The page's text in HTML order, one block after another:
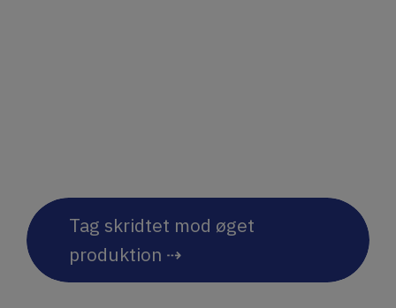
Tag skridtet mod øget
produktion ⇢